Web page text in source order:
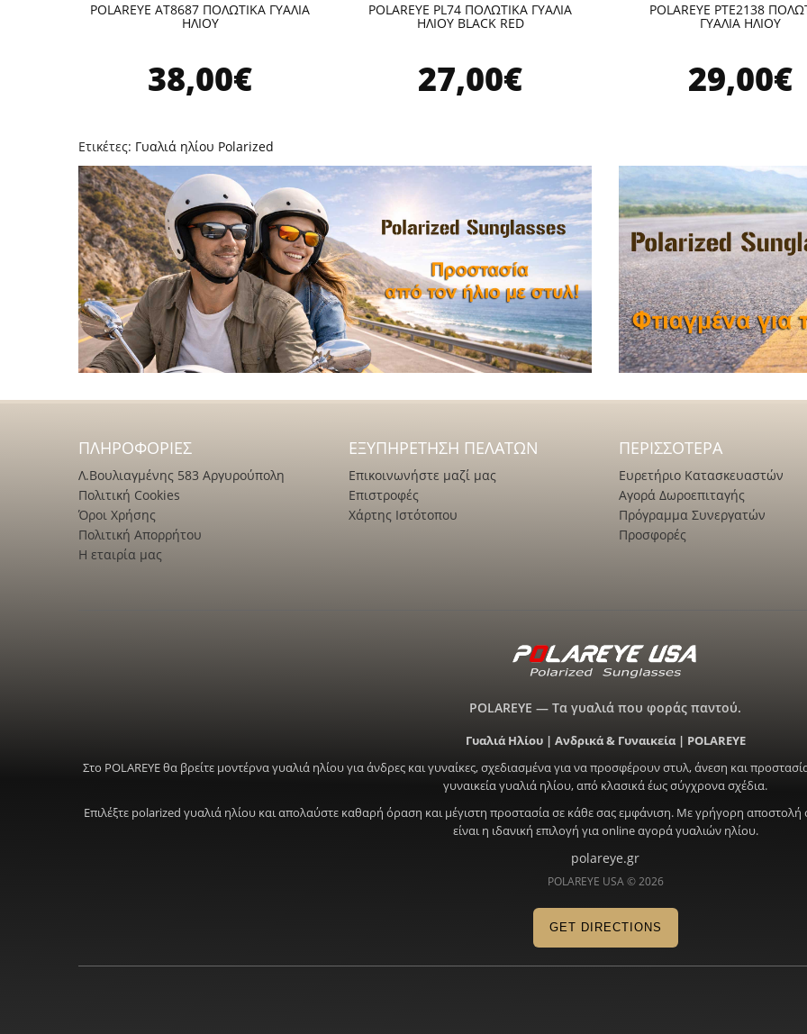
POLAREYE AT8687 ΠΟΛΩΤΙΚΑ ΓΥΑΛΙΑ
ΗΛΙΟΥ
38,00€
POLAREYE PL74 ΠΟΛΩΤΙΚΑ ΓΥΑΛΙΑ
ΗΛΙΟΥ BLACK RED
27,00€
POLAREYE PTE2138
ΓΥΑΛΙΑ ΗΛΙΟΥ
29,00€
Ετικέτες: Γυαλιά ηλίου Polarized
ΠΛΗΡΟΦΟΡΊΕΣ
Λ.Βουλιαγμένης 583 Αργυρούπολη
Πολιτική Cookies
Όροι Χρήσης
Πολιτική Απορρήτου
Η εταιρία μας
ΕΞΥΠΗΡΈΤΗΣΗ ΠΕΛΑΤΏΝ
Επικοινωνήστε μαζί μας
Επιστροφές
Χάρτης Ιστότοπου
ΠΕΡΙΣΣΌΤΕΡΑ
Ευρετήριο Κατασκευαστών
Αγορά Δωροεπιταγής
Πρόγραμμα Συνεργατών
Προσφορές
POLAREYE — Τα γυαλιά που φοράς παντού.
Γυαλιά Ηλίου | Ανδρικά & Γυναικεία | POLAREYE
Στο POLAREYE θα βρείτε μοντέρνα γυαλιά ηλίου για άνδρες και γυναίκες, σχεδιασμένα για να προσφέρουν στυλ, άνεση και
γυναικεία γυαλιά ηλίου, από κλασικά έως σύγχρονα σχέδια.
Επιλέξτε polarized γυαλιά ηλίου και απολαύστε καθαρή όραση και μέγιστη προστασία σε κάθε σας εμφάνιση. Με γρήγορη αποστολή
είναι η ιδανική επιλογή για online αγορά γυαλιών ηλίου.
polareye.gr
POLAREYE USA © 2026
GET DIRECTIONS